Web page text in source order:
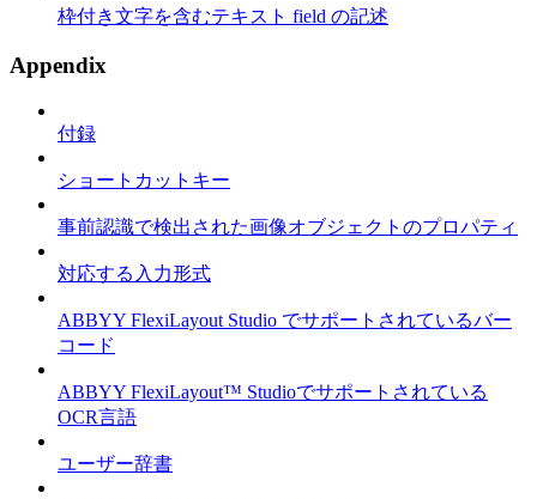
枠付き文字を含むテキスト field の記述
Appendix
付録
ショートカットキー
事前認識で検出された画像オブジェクトのプロパティ
対応する入力形式
ABBYY FlexiLayout Studio でサポートされているバー
コード
ABBYY FlexiLayout™ Studioでサポートされている
OCR言語
ユーザー辞書